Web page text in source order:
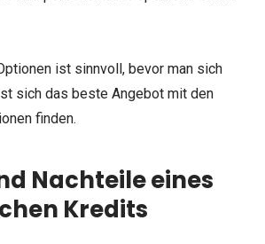
ist sinnvoll, bevor man sich
sich das beste Angebot mit den
finden.
Nachteile eines
Kredits